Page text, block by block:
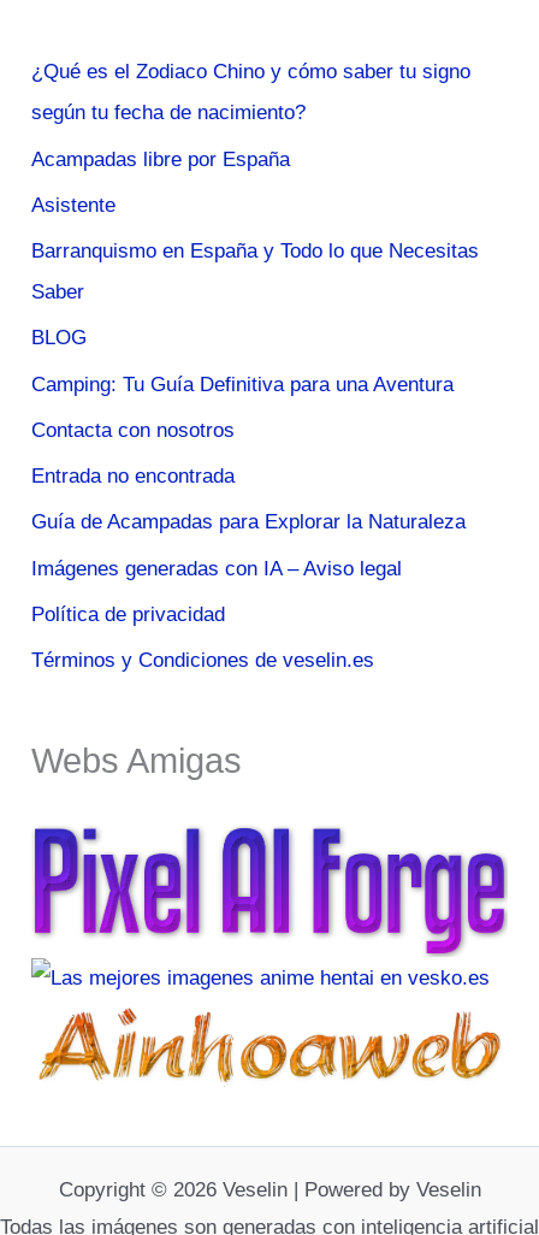
¿Qué es el Zodiaco Chino y cómo saber tu signo
según tu fecha de nacimiento?
Acampadas libre por España
Asistente
Barranquismo en España y Todo lo que Necesitas
Saber
BLOG
Camping: Tu Guía Definitiva para una Aventura
Contacta con nosotros
Entrada no encontrada
Guía de Acampadas para Explorar la Naturaleza
Imágenes generadas con IA – Aviso legal
Política de privacidad
Términos y Condiciones de veselin.es
Webs Amigas
Copyright © 2026 Veselin | Powered by Veselin
Todas las imágenes son generadas con inteligencia artificial